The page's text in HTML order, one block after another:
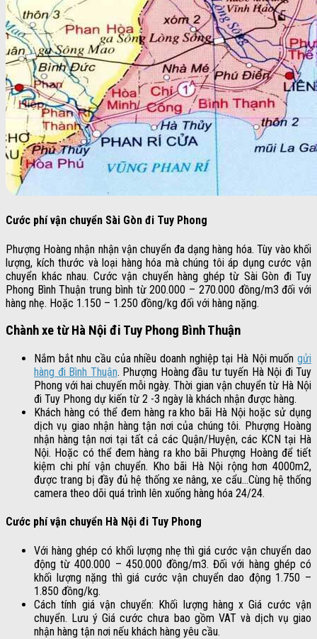
Cước phí vận chuyển Sài Gòn đi Tuy Phong
Phượng Hoàng nhận nhận vận chuyển đa dạng hàng hóa. Tùy vào khối
lượng, kích thước và loại hàng hóa mà chúng tôi áp dụng cước vận
chuyển khác nhau. Cước vận chuyển hàng ghép từ Sài Gòn đi Tuy
Phong Bình Thuận trung bình từ 200.000 – 270.000 đồng/m3 đối với
hàng nhẹ. Hoặc 1.150 – 1.250 đồng/kg đối với hàng nặng.
Chành xe từ Hà Nội đi Tuy Phong Bình Thuận
Nắm bắt nhu cầu của nhiều doanh nghiệp tại Hà Nội muốn gửi
hàng đi Bình Thuận. Phượng Hoàng đầu tư tuyến Hà Nội đi Tuy
Phong với hai chuyến mỗi ngày. Thời gian vận chuyển từ Hà Nội
đi Tuy Phong dự kiến từ 2 -3 ngày là khách nhận được hàng.
Khách hàng có thể đem hàng ra kho bãi Hà Nội hoặc sử dụng
dịch vụ giao nhận hàng tận nơi của chúng tôi. Phượng Hoàng
nhận hàng tận nơi tại tất cả các Quận/Huyện, các KCN tại Hà
Nội. Hoặc có thể đem hàng ra kho bãi Phượng Hoàng để tiết
kiệm chi phí vận chuyển. Kho bãi Hà Nội rộng hơn 4000m2,
được trang bị đầy đủ hệ thống xe nâng, xe cẩu…Cùng hệ thống
camera theo dõi quá trình lên xuống hàng hóa 24/24.
Cước phí vận chuyển Hà Nội đi Tuy Phong
Với hàng ghép có khối lượng nhẹ thì giá cước vận chuyển dao
động từ 400.000 – 450.000 đồng/m3. Đối với hàng ghép có
khối lượng nặng thì giá cước vận chuyển dao động 1.750 –
1.850 đồng/kg.
Cách tính giá vận chuyển: Khối lượng hàng x Giá cước vận
chuyển. Lưu ý Giá cước chưa bao gồm VAT và dịch vụ giao
nhận hàng tận nơi nếu khách hàng yêu cầu.